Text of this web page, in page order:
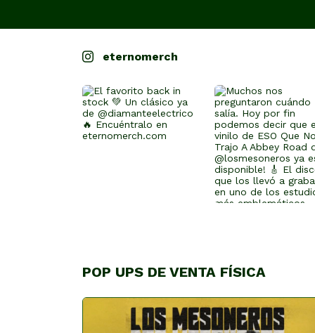
eternomerch
POP UPS DE VENTA FÍSICA